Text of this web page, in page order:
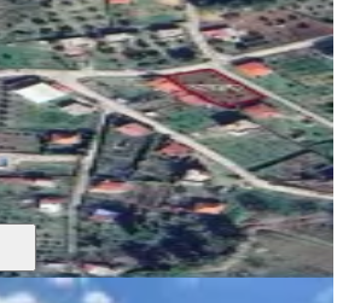
Mahallesi
·8.528/m²·17.06.2025
₺